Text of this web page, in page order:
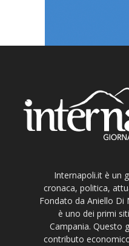
Internapoli.it è un
cronaca, politica,
Fondato da Aniello Di
è uno dei primi
Campania. Questo
contributo